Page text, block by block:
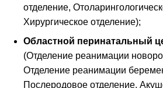
отделение,
Хирургическое отделение);
Областной перинатальный
(Отделение реанимации
Отделение реанимации
Послеродовое отделение,